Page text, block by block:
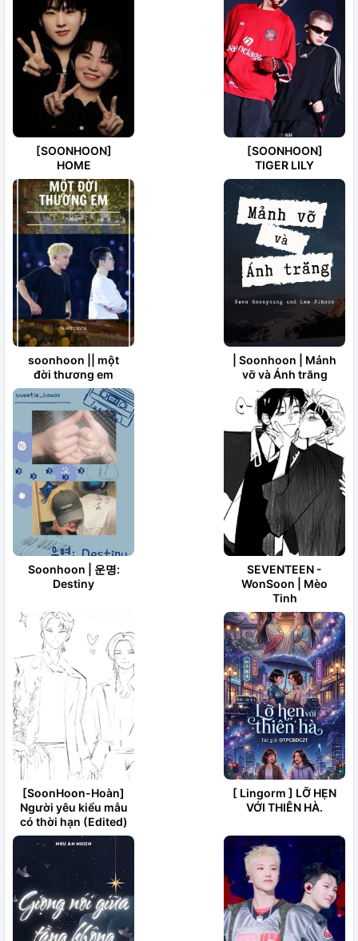
[SOONHOON]
HOME
[SOONHOON]
TIGER LILY
soonhoon || một
đời thương em
| Soonhoon | Mảnh
vỡ và Ánh trăng
Soonhoon | 운명:
Destiny
SEVENTEEN -
WonSoon | Mèo
Tinh
[SoonHoon-Hoàn]
Người yêu kiểu mẫu
có thời hạn (Edited)
[ Lingorm ] LỠ HẸN
VỚI THIÊN HÀ.